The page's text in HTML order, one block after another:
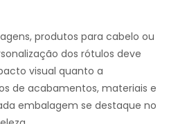
produtos para cabelo ou
dos rótulos deve
visual quanto a
de acabamentos, materiais e
embalagem se destaque no